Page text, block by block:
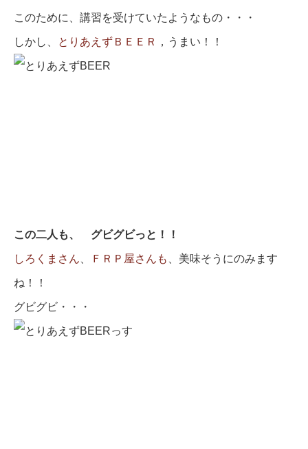
このために、講習を受けていたようなもの・・・
しかし、 とりあえずＢＥＥＲ ，うまい！！
この二人も、 グビグビっと！！
しろくまさん ＦＲＰ屋さんも 、美味そうにのみます
ね！！
グビグビ・・・